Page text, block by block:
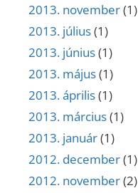
2013. november(1)
2013. július(1)
2013. június(1)
2013. május(1)
2013. április(1)
2013. március(1)
2013. január(1)
2012. december(1)
2012. november(2)